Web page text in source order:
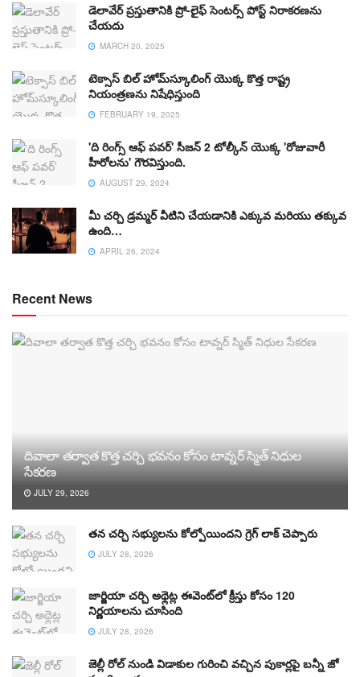
డెలావేర్ ప్రస్తుతానికి ప్రో-లైఫ్ సెంటర్స్ పోస్ట్ నిరాకరణను
చేయదు
MARCH 20, 2025
టెక్సాస్ బిల్ హోమ్‌స్కూలింగ్ యొక్క కొత్త రాష్ట్ర
నియంత్రణను నిషేధిస్తుంది
FEBRUARY 19, 2025
'ది రింగ్స్ ఆఫ్ పవర్' సీజన్ 2 టోల్కీన్ యొక్క 'రోజువారీ
హీరోలను' గౌరవిస్తుంది.
AUGUST 29, 2024
మీ చర్చి డ్రమ్మర్ వీటిని చేయడానికి ఎక్కువ మరియు తక్కువ
ఉంది…
APRIL 26, 2024
Recent News
దివాలా తర్వాత కొత్త చర్చి భవనం కోసం టావ్నర్ స్మిత్ నిధుల
సేకరణ
JULY 29, 2026
తన చర్చి సభ్యులను కోల్పోయిందని గ్రెగ్ లాక్ చెప్పారు
JULY 28, 2026
జార్జియా చర్చి అథ్లెట్ల ఈవెంట్‌లో క్రీస్తు కోసం 120
నిర్ణయాలను చూసింది
JULY 28, 2026
జెల్లీ రోల్ నుండి విడాకుల గురించి వచ్చిన పుకార్లపై బన్నీ జో